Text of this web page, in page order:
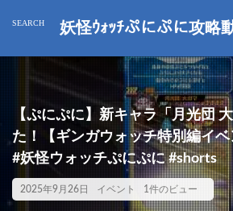
妖怪ｳｫｯﾁぷにぷに攻略
【ぷにぷに】新キャラ「月光団
た！【ギンガウォッチ特別編イ
#妖怪ウォッチぷにぷに #shorts
2025年9月26日 イベント 1件のビュー